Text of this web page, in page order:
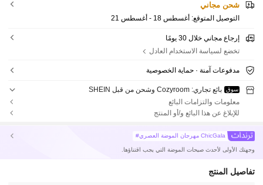
شحن مجاني
التوصيل المتوقع: أغسطس 18 - أغسطس 21
إرجاع مجاني خلال 30 يومًا
تخضع لسياسة الاستخدام العادل
مدفوعات آمنة · حماية الخصوصية
سوق
بائع تجاري: Cozyroom وشحن من قبل SHEIN
معلومات والتزامات البائع
للإبلاغ عن هذا البائع و/أو المنتج
ChicGala مهرجان الموضة العصري#
وجهتك الأولى لأحدث صيحات الموضة التي يجب اقتناؤها.
تفاصيل المنتج